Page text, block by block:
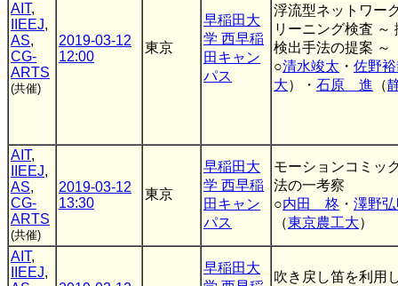
AIT,
IIEEJ,
AS,
CG-
ARTS
(共催)
2019-03-12
12:00
東京
早稲田大
学 西早稲
田キャン
パス
浮流型ネットワー
リーニング検査 ～
検出手法の提案 ～
○清水竣太 ・ 佐野
大）・ 石原 進 （
AIT,
IIEEJ,
AS,
CG-
ARTS
(共催)
2019-03-12
13:30
東京
早稲田大
学 西早稲
田キャン
パス
モーションコミッ
法の一考察
○内田 柊 ・ 澤野
（東京農工大）
AIT,
IIEEJ,
早稲田大
吹き戻し笛を利用